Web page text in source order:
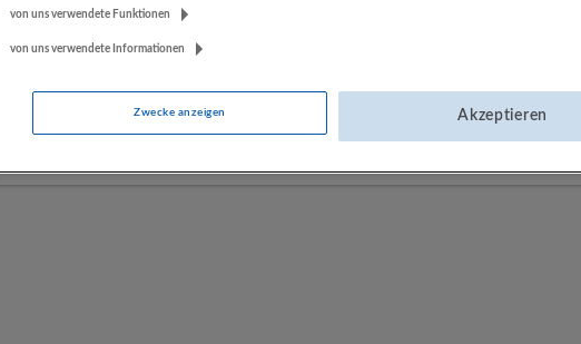
Energieversorgung | Finanz- und Versicherungsleistungen |
Gesundheitswesen | Herstellung von Waren | IT-Dienstleistungen |
Öffentliche Verwaltung | Rechtsberatung und Wirtschaftsprüfung |
Sonstige Dienstleistungen | Sozialwesen | Verkehr | Verlagswesen |
von uns verwendete Funktionen
von uns verwendete Informationen
Zwecke anzeigen Akzeptieren